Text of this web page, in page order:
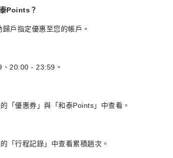
Points？
戶指定優惠至您的帳戶。
20:00 - 23:59。
「優惠券」與「和泰Points」中查看。
「行程記錄」中查看累積趟次。